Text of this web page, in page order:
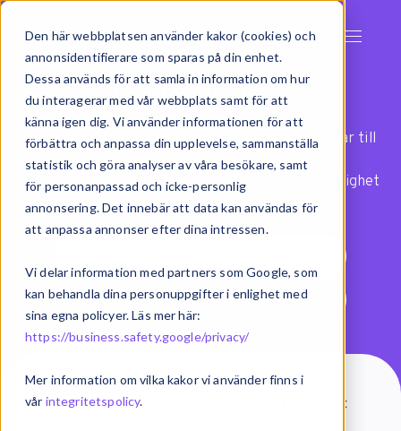
Den här webbplatsen använder kakor (cookies) och
annonsidentifierare som sparas på din enhet.
Dessa används för att samla in information om hur
du interagerar med vår webbplats samt för att
känna igen dig. Vi använder informationen för att
förbättra och anpassa din upplevelse, sammanställa
statistik och göra analyser av våra besökare, samt
för personanpassad och icke-personlig
annonsering. Det innebär att data kan användas för
att anpassa annonser efter dina intressen.
Vi delar information med partners som Google, som
kan behandla dina personuppgifter i enlighet med
sina egna policyer. Läs mer här:
https://business.safety.google/privacy/
Mer information om vilka kakor vi använder finns i
vår integritetspolicy.
Integrationer
Exsitec har färdiga integrationer och anslutningar till
över 100 olika system. Med vår modell för
systemintegration har ni dessutom alltid full möjlighet
att anpassa flöden efter era behov.
Vad är integration?
Systemintegration EazyStock